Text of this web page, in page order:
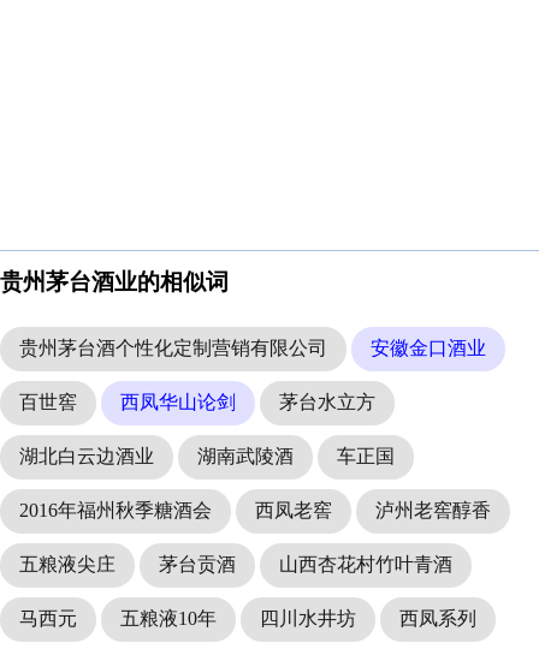
贵州茅台酒业的相似词
贵州茅台酒个性化定制营销有限公司 安徽金口酒业
百世窖 西凤华山论剑 茅台水立方
湖北白云边酒业 湖南武陵酒 车正国
2016年福州秋季糖酒会 西凤老窖 泸州老窖醇香
五粮液尖庄 茅台贡酒 山西杏花村竹叶青酒
马西元 五粮液10年 四川水井坊 西凤系列